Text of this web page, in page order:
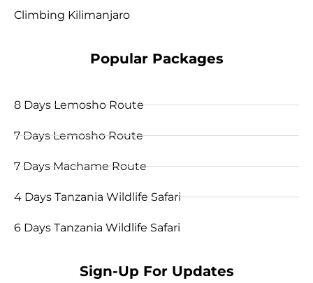
Climbing Kilimanjaro
Popular Packages
8 Days Lemosho Route
7 Days Lemosho Route
7 Days Machame Route
4 Days Tanzania Wildlife Safari
6 Days Tanzania Wildlife Safari
Sign-Up For Updates